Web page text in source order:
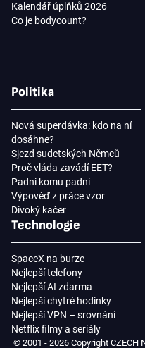
Kalendář úplňků 2026
Co je bodycount?
Politika
Nová superdávka: kdo na ní
dosáhne?
Sjezd sudetských Němců
Proč vláda zavádí EET?
Padni komu padni
Výpověď z práce vzor
Divoký kačer
Technologie
SpaceX na burze
Nejlepší telefony
Nejlepší AI zdarma
Nejlepší chytré hodinky
Nejlepší VPN – srovnání
Netflix filmy a seriály
© 2001 - 2026 Copyright CZECH